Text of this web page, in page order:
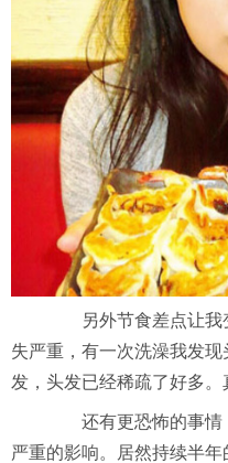
另外节食差点让我
失严重，有一次洗澡我发
发，头发已经稀疏了好多。
还有更恐怖的事情
严重的影响。居然持续半